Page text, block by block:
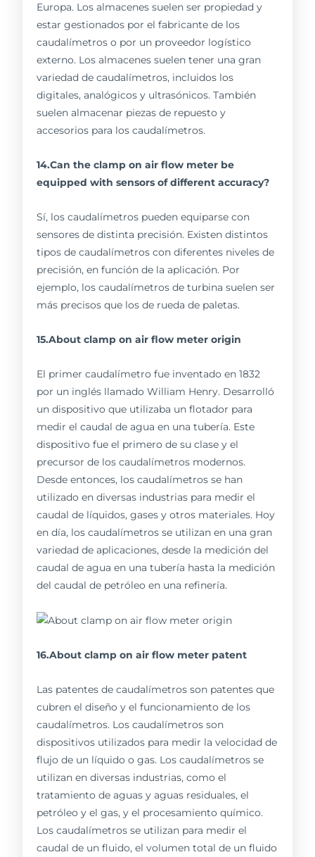
Europa. Los almacenes suelen ser propiedad y
estar gestionados por el fabricante de los
caudalímetros o por un proveedor logístico
externo. Los almacenes suelen tener una gran
variedad de caudalímetros, incluidos los
digitales, analógicos y ultrasónicos. También
suelen almacenar piezas de repuesto y
accesorios para los caudalímetros.
14.Can the clamp on air flow meter be
equipped with sensors of different accuracy?
Sí, los caudalímetros pueden equiparse con
sensores de distinta precisión. Existen distintos
tipos de caudalímetros con diferentes niveles de
precisión, en función de la aplicación. Por
ejemplo, los caudalímetros de turbina suelen ser
más precisos que los de rueda de paletas.
15.About clamp on air flow meter origin
El primer caudalímetro fue inventado en 1832
por un inglés llamado William Henry. Desarrolló
un dispositivo que utilizaba un flotador para
medir el caudal de agua en una tubería. Este
dispositivo fue el primero de su clase y el
precursor de los caudalímetros modernos.
Desde entonces, los caudalímetros se han
utilizado en diversas industrias para medir el
caudal de líquidos, gases y otros materiales. Hoy
en día, los caudalímetros se utilizan en una gran
variedad de aplicaciones, desde la medición del
caudal de agua en una tubería hasta la medición
del caudal de petróleo en una refinería.
16.About clamp on air flow meter patent
Las patentes de caudalímetros son patentes que
cubren el diseño y el funcionamiento de los
caudalímetros. Los caudalímetros son
dispositivos utilizados para medir la velocidad de
flujo de un líquido o gas. Los caudalímetros se
utilizan en diversas industrias, como el
tratamiento de aguas y aguas residuales, el
petróleo y el gas, y el procesamiento químico.
Los caudalímetros se utilizan para medir el
caudal de un fluido, el volumen total de un fluido